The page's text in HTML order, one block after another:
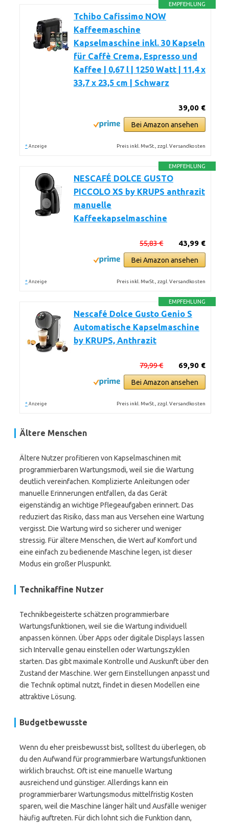
EMPFEHLUNG
Tchibo Cafissimo NOW
Kaffeemaschine
Kapselmaschine inkl. 30 Kapseln
für Caffè Crema, Espresso und
Kaffee | 0,67 l | 1250 Watt | 11,4 x
33,7 x 23,5 cm | Schwarz
39,00 €
Bei Amazon ansehen
* Anzeige Preis inkl. MwSt., zzgl. Versandkosten
EMPFEHLUNG
NESCAFÉ DOLCE GUSTO
PICCOLO XS by KRUPS anthrazit
manuelle
Kaffeekapselmaschine
43,99 €
55,83 €
Bei Amazon ansehen
* Anzeige Preis inkl. MwSt., zzgl. Versandkosten
EMPFEHLUNG
Nescafé Dolce Gusto Genio S
Automatische Kapselmaschine
by KRUPS, Anthrazit
69,90 €
79,99 €
Bei Amazon ansehen
* Anzeige Preis inkl. MwSt., zzgl. Versandkosten
Ältere Menschen
Ältere Nutzer profitieren von Kapselmaschinen mit
programmierbaren Wartungsmodi, weil sie die Wartung
deutlich vereinfachen. Komplizierte Anleitungen oder
manuelle Erinnerungen entfallen, da das Gerät
eigenständig an wichtige Pflegeaufgaben erinnert. Das
reduziert das Risiko, dass man aus Versehen eine Wartung
vergisst. Die Wartung wird so sicherer und weniger
stressig. Für ältere Menschen, die Wert auf Komfort und
eine einfach zu bedienende Maschine legen, ist dieser
Modus ein großer Pluspunkt.
Technikaffine Nutzer
Technikbegeisterte schätzen programmierbare
Wartungsfunktionen, weil sie die Wartung individuell
anpassen können. Über Apps oder digitale Displays lassen
sich Intervalle genau einstellen oder Wartungszyklen
starten. Das gibt maximale Kontrolle und Auskunft über den
Zustand der Maschine. Wer gern Einstellungen anpasst und
die Technik optimal nutzt, findet in diesen Modellen eine
attraktive Lösung.
Budgetbewusste
Wenn du eher preisbewusst bist, solltest du überlegen, ob
du den Aufwand für programmierbare Wartungsfunktionen
wirklich brauchst. Oft ist eine manuelle Wartung
ausreichend und günstiger. Allerdings kann ein
programmierbarer Wartungsmodus mittelfristig Kosten
sparen, weil die Maschine länger hält und Ausfälle weniger
häufig auftreten. Für dich lohnt sich die Funktion dann,